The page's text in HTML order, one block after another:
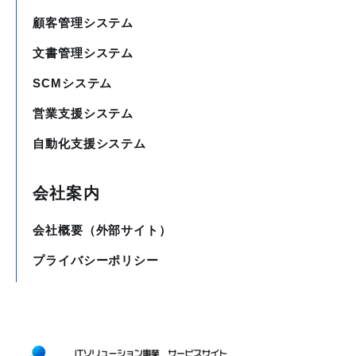
顧客管理システム
文書管理システム
SCMシステム
営業支援システム
自動化支援システム
会社案内
会社概要（外部サイト）
プライバシーポリシー